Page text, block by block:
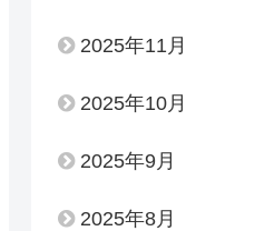
2025年11月
2025年10月
2025年9月
2025年8月